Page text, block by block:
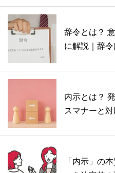
辞令とは？
に解説｜辞
内示とは？
スマナーと
「内示」の